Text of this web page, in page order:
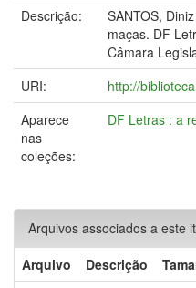
Descrição:
SANTOS,
maças. DF
Câmara
URI:
http://
Aparece
nas
coleções:
DF Letras : a
Arquivos associados a este
Arquivo
Descrição